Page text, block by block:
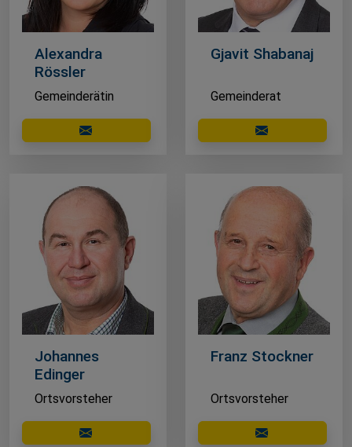
Alexandra
Rössler
Gemeinderätin
E-Mail schreiben
Gjavit Shabanaj
Gemeinderat
E-Mail
Johannes
Edinger
Ortsvorsteher
E-Mail schreiben
Franz Stockner
Ortsvorsteher
E-Mail